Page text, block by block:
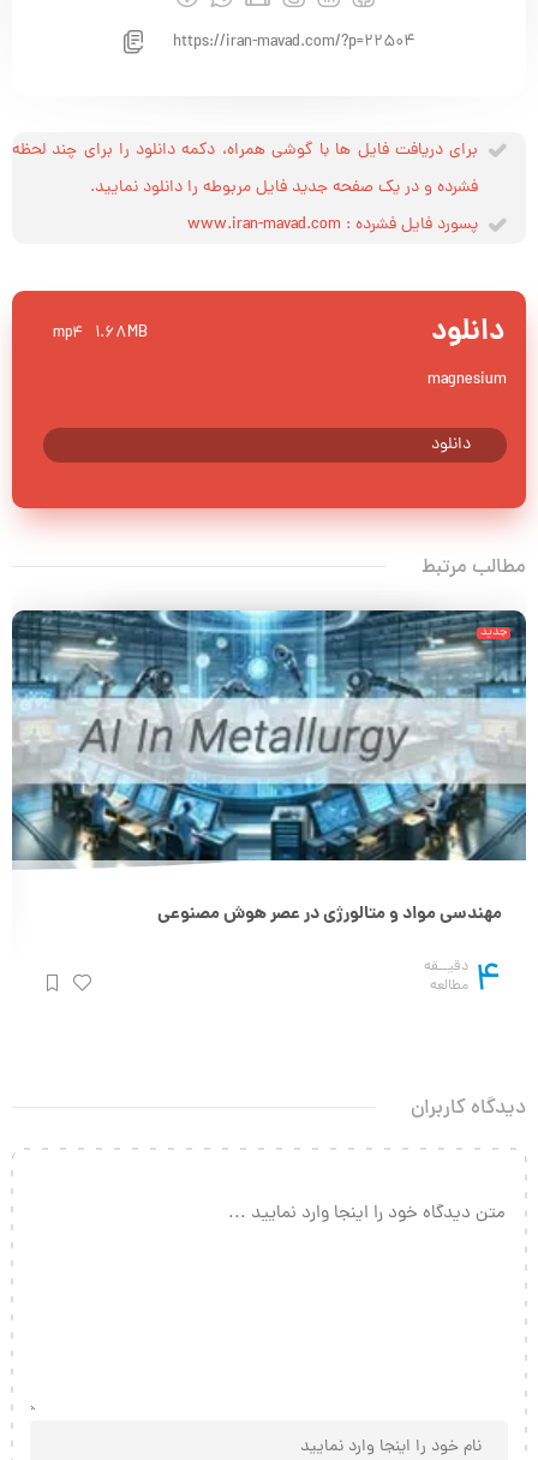
https://iran-mavad.com/?p=22504
برای دریافت فایل ها با گوشی همراه، دکمه دانلود را برای چند لحظه
فشرده و در یک صفحه جدید فایل مربوطه را دانلود نمایید.
پسورد فایل فشرده : www.iran-mavad.com
دانلود
magnesium
1.68MB
mp4
دانلود
مطالب مرتبط
جدید
مهندسی مواد و متالورژی در عصر هوش مصنوعی
4 دقیــقه
مطالعه
دیدگاه کاربران